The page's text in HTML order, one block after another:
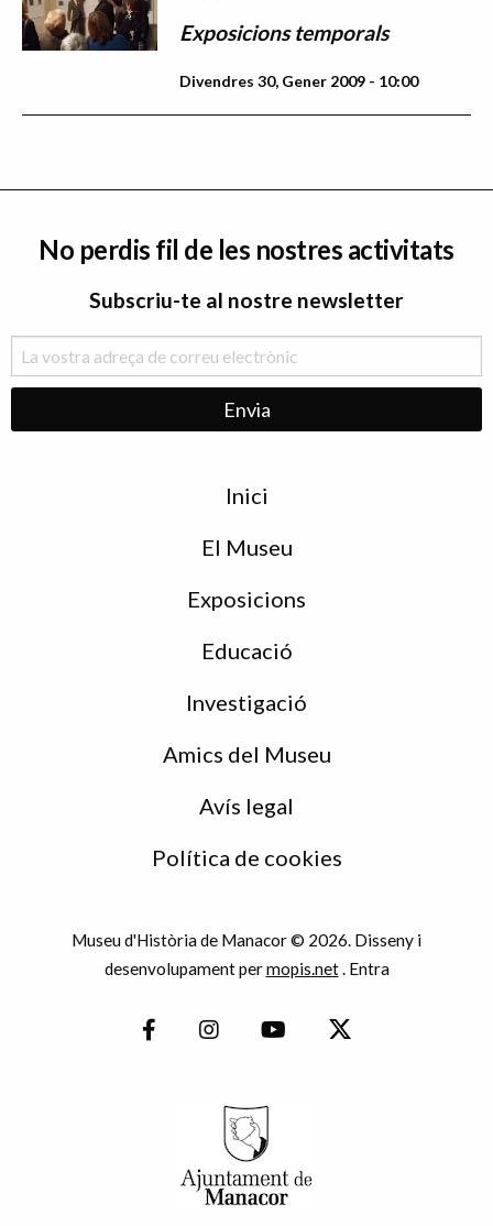
Exposicions temporals
Divendres 30, Gener 2009 - 10:00
No perdis fil de les nostres activitats
Subscriu-te al nostre newsletter
Inici
El Museu
Exposicions
Educació
Investigació
Amics del Museu
Avís legal
Política de cookies
Museu d'Història de Manacor © 2026. Disseny i
desenvolupament permopis.net. Entra